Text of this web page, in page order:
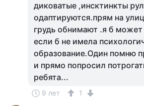
диковатые ,инсктинкты
одаптируются.прям на
грудь обнимают .я б
если б не имела
образование.Один помню
и прямо попросил
ребята...
9 лет
1